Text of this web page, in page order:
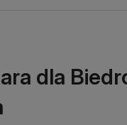
dla